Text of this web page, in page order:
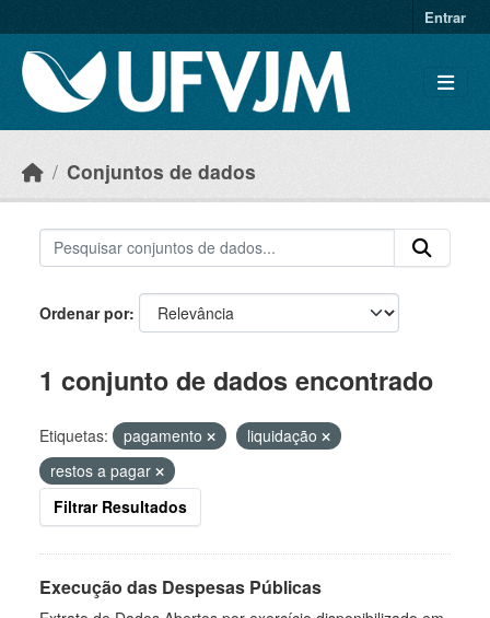
Entrar
Conjuntos de dados
Ordenar por
1 conjunto de dados encontrado
Etiquetas: pagamento
liquidação
restos a pagar
Filtrar Resultados
Execução das Despesas Públicas